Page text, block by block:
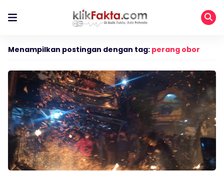
Menampilkan postingan dengan tag: perang obor